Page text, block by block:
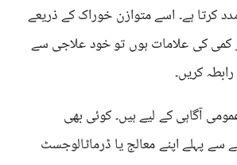
کرتا ہے۔ اسے متوازن خوراک کے ذریعے
کمی کی علامات ہوں تو خود علاجی سے
کریں۔
آگاہی کے لیے ہیں۔ کوئی بھی
سے پہلے اپنے معالج یا ڈرماٹالوجسٹ